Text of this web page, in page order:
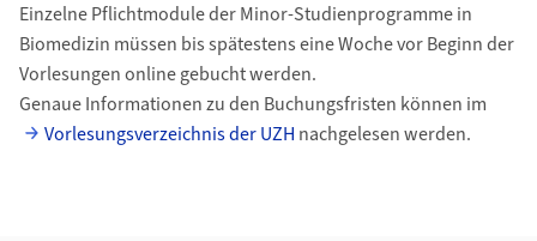
Einzelne Pflichtmodule der Minor-Studienprogramme in
Biomedizin müssen bis spätestens eine Woche vor Beginn der
Vorlesungen online gebucht werden.
Genaue Informationen zu den Buchungsfristen können im
Vorlesungsverzeichnis der UZH nachgelesen werden.